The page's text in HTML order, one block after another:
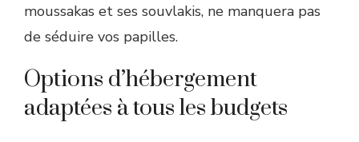
moussakas et ses souvlakis, ne manquera pas
de séduire vos papilles.
Options d’hébergement
adaptées à tous les budgets